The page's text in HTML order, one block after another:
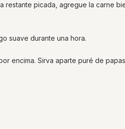
picada, agregue la carne
suave durante una hora.
encima. Sirva aparte puré de